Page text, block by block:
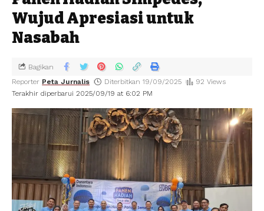
Wujud Apresiasi untuk
Nasabah
Terakhir diperbarui 2025/09/19 at 6:02 PM
Reporter Peta Jurnalis Diterbitkan 19/09/2025 92 Views
Bagikan